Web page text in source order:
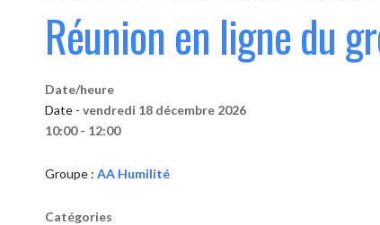
Réunion en ligne du
Date/heure
Date - vendredi 18 décembre 2026
10:00 - 12:00
Groupe : AA Humilité
Catégories